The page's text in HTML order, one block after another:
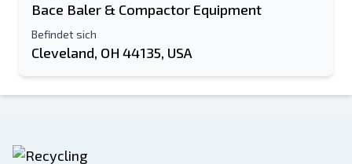
Bace Baler & Compactor Equipment
Befindet sich
Cleveland, OH 44135, USA